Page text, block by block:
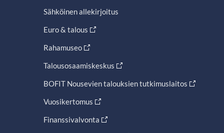
Sähköinen allekirjoitus
Euro & talous
Rahamuseo
Talousosaamiskeskus
BOFIT Nousevien talouksien tutkimuslaitos
Vuosikertomus
Finanssivalvonta